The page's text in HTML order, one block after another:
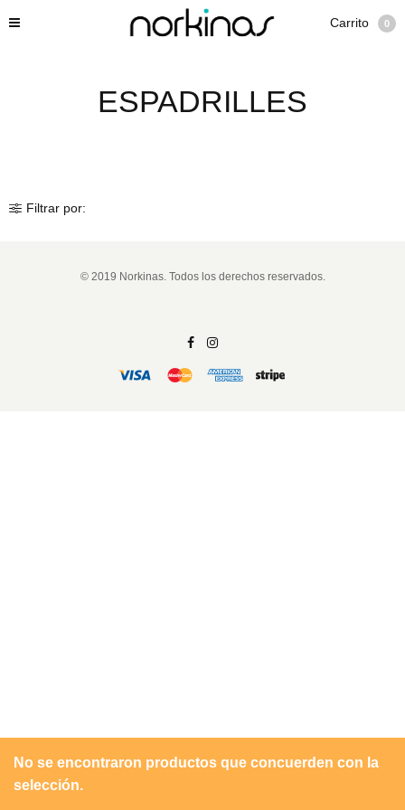
Carrito 0
ESPADRILLES
Filtrar por:
No se encontraron productos que concuerden con la
selección.
© 2019 Norkinas. Todos los derechos reservados.